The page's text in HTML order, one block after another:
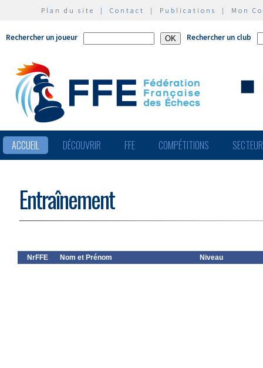
Plan du site | Contact | Publications | Mon
Rechercher un joueur Rechercher un club
ACCUEIL DÉCOUVRIR FFE COMPÉTITIONS
Entraînement
NrFFE Nom et Prénom Niveau